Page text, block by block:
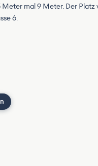
mal 9 Meter. Der
6.